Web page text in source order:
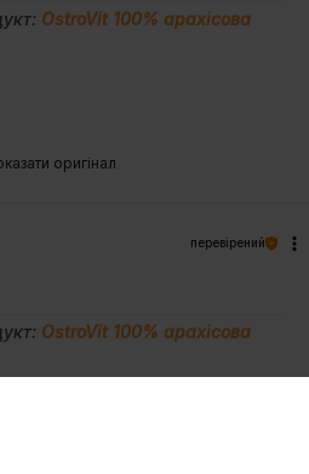
оригінал
OstroVit 100% арахісова
перевірений
OstroVit 100% арахісова